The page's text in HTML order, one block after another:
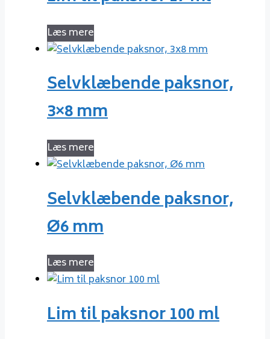
Læs mere
Selvklæbende paksnor,
3×8 mm
Læs mere
Selvklæbende paksnor,
Ø6 mm
Læs mere
Lim til paksnor 100 ml